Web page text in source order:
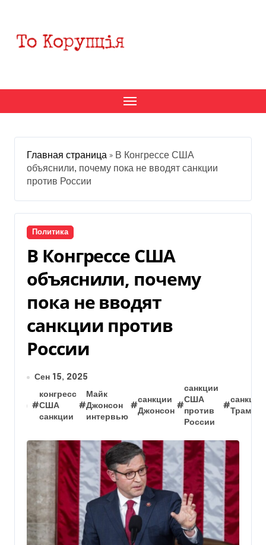
содержанию
Главная страница » В Конгрессе США
объяснили, почему пока не вводят санкции
против России
Политика
В Конгрессе США
объяснили, почему
пока не вводят
санкции против
России
Сен 15, 2025
#
конгресс
США
санкции
#
Майк
Джонсон
интервью
#
санкции
Джонсон
#
санкции
США
против
России
#
санкции
Трамп